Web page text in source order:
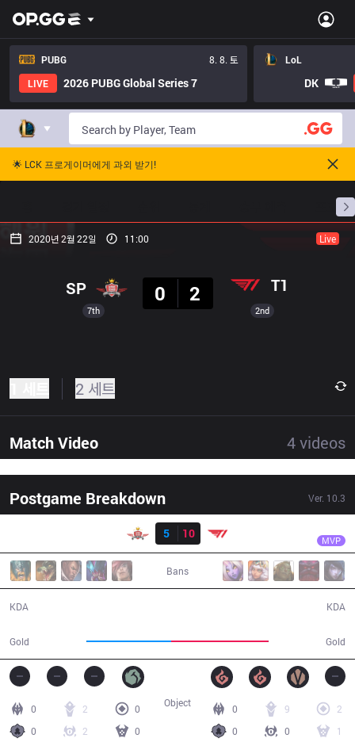
PUBG
8. 8. 토
LIVE
2026 PUBG Global Series 7
LoL
DK
🌟 LCK 프로게이머에게 과외 받기!
프로빌
2020년 2월 22일 11:00 Live
7th
SP
0
2 T1
2nd
2 세트
Match Video 4videos
Postgame Breakdown Ver. 10.3
5
10 MVP
Bans
KDA
Gold Gold
KDA
0 2
0
0
2 0
0 9
2
0
0 1
Object